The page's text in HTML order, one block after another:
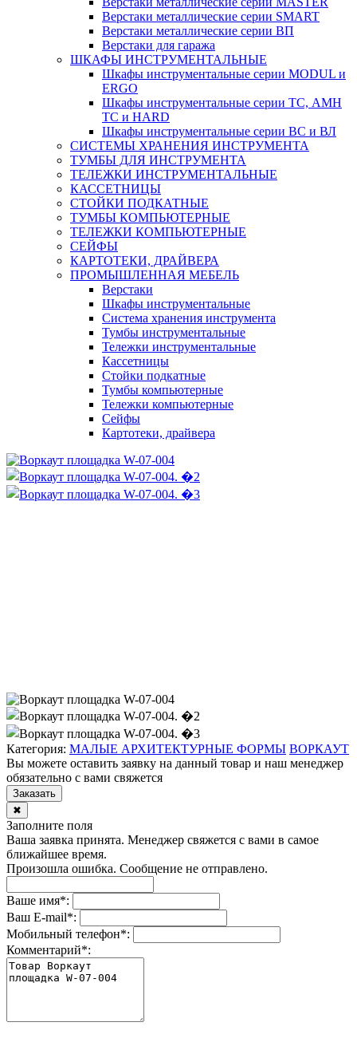
Верстаки металлические серии SMART
Верстаки металлические серии ВП
Верстаки для гаража
ШКАФЫ ИНСТРУМЕНТАЛЬНЫЕ
Шкафы инструментальные серии MODUL и
ERGO
Шкафы инструментальные серии ТС, АМН
ТС и HARD
Шкафы инструментальные серии ВС и ВЛ
СИСТЕМЫ ХРАНЕНИЯ ИНСТРУМЕНТА
ТУМБЫ ДЛЯ ИНСТРУМЕНТА
ТЕЛЕЖКИ ИНСТРУМЕНТАЛЬНЫЕ
КАССЕТНИЦЫ
СТОЙКИ ПОДКАТНЫЕ
ТУМБЫ КОМПЬЮТЕРНЫЕ
ТЕЛЕЖКИ КОМПЬЮТЕРНЫЕ
СЕЙФЫ
КАРТОТЕКИ, ДРАЙВЕРА
ПРОМЫШЛЕННАЯ МЕБЕЛЬ
Верстаки
Шкафы инструментальные
Система хранения инструмента
Тумбы инструментальные
Тележки инструментальные
Кассетницы
Стойки подкатные
Тумбы компьютерные
Тележки компьютерные
Сейфы
Картотеки, драйвера
Категория: МАЛЫЕ АРХИТЕКТУРНЫЕ ФОРМЫ ВОРКАУТ
Вы можете оставить заявку на данный товар и наш менеджер
обязательно с вами свяжется
Заказать
✖
Заполните поля
Ваша заявка принята. Менеджер свяжется с вами в самое
ближайшее время.
Произошла ошибка. Сообщение не отправлено.
Ваше имя*:
Ваш E-mail*:
Мобильный телефон*:
Комментарий*: